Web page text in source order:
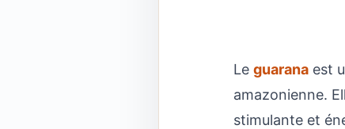
Leguarana est
amazonienne.
stimulante et